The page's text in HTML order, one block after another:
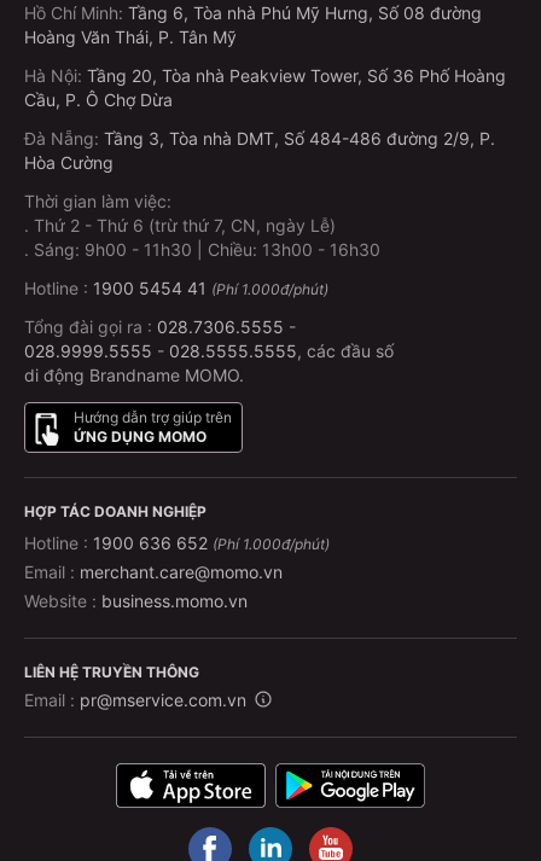
Hồ Chí Minh: Tầng 6, Tòa nhà Phú Mỹ Hưng, Số 08 đường
Hoàng Văn Thái, P. Tân Mỹ
Hà Nội: Tầng 20, Tòa nhà Peakview Tower, Số 36 Phố Hoàng
Cầu, P. Ô Chợ Dừa
Đà Nẵng: Tầng 3, Tòa nhà DMT, Số 484-486 đường 2/9, P.
Hòa Cường
Thời gian làm việc:
. Thứ 2 - Thứ 6 (trừ thứ 7, CN, ngày Lễ)
. Sáng: 9h00 - 11h30 | Chiều: 13h00 - 16h30
Hotline : 1900 5454 41 (Phí 1.000đ/phút)
Tổng đài gọi ra : 028.7306.5555 -
028.9999.5555 - 028.5555.5555, các đầu số
di động Brandname MOMO.
Hướng dẫn trợ giúp trên
ỨNG DỤNG MOMO
HỢP TÁC DOANH NGHIỆP
Hotline : 1900 636 652 (Phí 1.000đ/phút)
Email : merchant.care@momo.vn
Website : business.momo.vn
LIÊN HỆ TRUYỀN THÔNG
Email : pr@mservice.com.vn